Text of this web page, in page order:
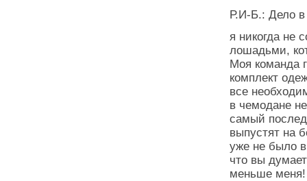
Р.И-Б.: Дело в
я никогда не
лошадьми,
Моя команда
комплект
все
в чемодане
самый
выпустят на
уже не было
что вы
меньше меня!